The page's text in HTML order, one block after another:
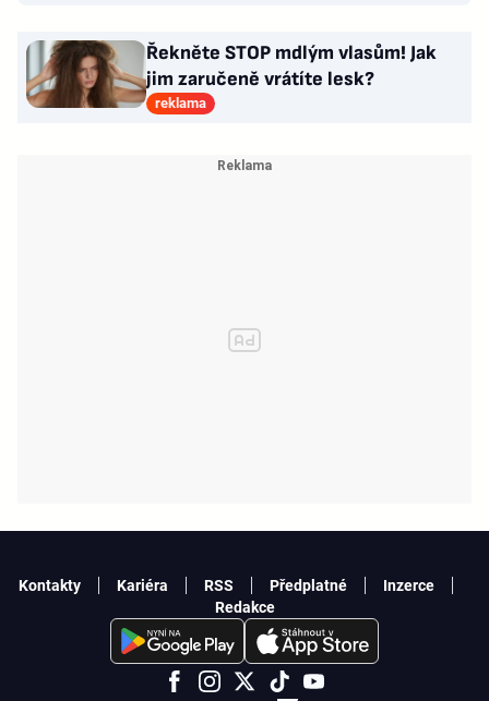
Řekněte STOP mdlým vlasům! Jak
jim zaručeně vrátíte lesk?
reklama
Kontakty Kariéra RSS Předplatné
Inzerce
Redakce